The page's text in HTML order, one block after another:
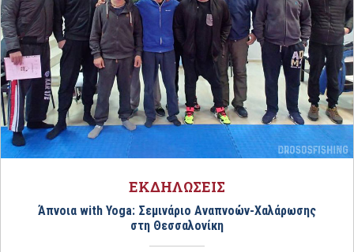
ΕΚΔΗΛΩΣΕΙΣ
Άπνοια with Yoga: Σεμινάριο Αναπνοών-Χαλάρωσης
στη Θεσσαλονίκη